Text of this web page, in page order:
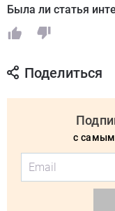
Была ли статья
Поделиться
с